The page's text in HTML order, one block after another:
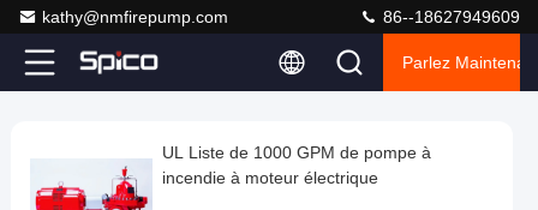
kathy@nmfirepump.com 86--18627949609
Parlez
Video
UL
Liste
UL Liste de 1000 GPM de pompe à
incendie à moteur électrique